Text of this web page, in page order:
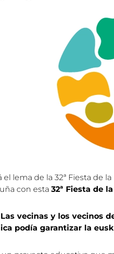
el lema de la 32ª Fiesta de
con esta 32ª Fiesta de
Las vecinas y los vecinos
podía garantizar la